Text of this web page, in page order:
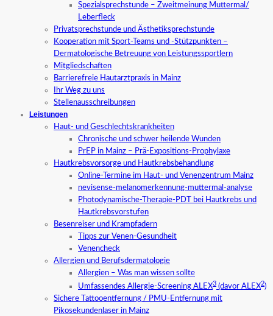
Spezialsprechstunde – Zweitmeinung Muttermal/
Leberfleck
Privatsprechstunde und Ästhetiksprechstunde
Kooperation mit Sport-Teams und -Stützpunkten –
Dermatologische Betreuung von Leistungssportlern
Mitgliedschaften
Barrierefreie Hautarztpraxis in Mainz
Ihr Weg zu uns
Stellenausschreibungen
Leistungen
Haut- und Geschlechtskrankheiten
Chronische und schwer heilende Wunden
PrEP in Mainz – Prä-Expositions-Prophylaxe
Hautkrebsvorsorge und Hautkrebsbehandlung
Online-Termine im Haut- und Venenzentrum Mainz
nevisense-melanomerkennung-muttermal-analyse
Photodynamische-Therapie-PDT bei Hautkrebs und
Hautkrebsvorstufen
Besenreiser und Krampfadern
Tipps zur Venen-Gesundheit
Venencheck
Allergien und Berufsdermatologie
Allergien – Was man wissen sollte
Umfassendes Allergie-Screening ALEX3 (davor ALEX2)
Sichere Tattooentfernung / PMU-Entfernung mit
Pikosekundenlaser in Mainz